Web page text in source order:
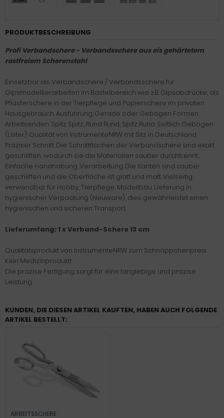
PRODUKTBESCHREIBUNG
Profi Verbandschere - Verbandsschere aus eis gehärtetem
rostfreiem Scherenstahl
Einsetzbar als Verbandschere / Verbandsschere für
Gipsmodellierarbeiten im Bastelbereich wie z.B. Gipsabdrücke, als
Pflasterschere in der Tierpflege und Papierschere im privaten
Hausgebrauch. Ausführung: Gerade oder Gebogen Formen.
Arbeitsenden: Spitz Spitz, Rund Rund, Spitz Rund. Seitlich Gebogen
(Lister). Qualität von InstrumenteNRW mit Sitz in Deutschland.
Präziser Schnitt. Die Schnittflächen der Verbandschere sind exakt
geschliffen, wodurch sie die Materialien sauber durchtrennt.
Einfache Handhabung. Verarbeitung: Die Kanten sind sauber
geschliffen und die Oberfläche ist glatt und matt. Vielseitig
verwendbar für Hobby, Tierpflege, Modellbau. Lieferung in
hygienischer Verpackung (Neuware), dies gewährleistet einen
hygienischen und sicheren Transport.
Lieferumfang: 1 x Verband-Schere 13 cm
Qualitätsprodukt von InstrumenteNRW zum Schnäppchenpreis.
Kein Medizinprodukt!
Die präzise Fertigung sorgt für eine langlebige und präzise
Leistung.
KUNDEN, DIE DIESEN ARTIKEL KAUFTEN, HABEN AUCH FOLGENDE
ARTIKEL BESTELLT:
ARBEITSSCHERE